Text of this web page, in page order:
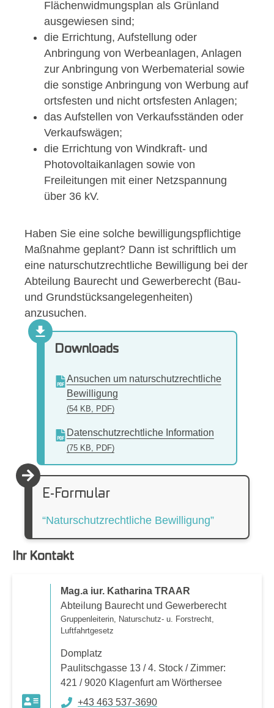
Flächenwidmungsplan als Grünland
ausgewiesen sind;
die Errichtung, Aufstellung oder
Anbringung von Werbeanlagen, Anlagen
zur Anbringung von Werbematerial sowie
die sonstige Anbringung von Werbung auf
ortsfesten und nicht ortsfesten Anlagen;
das Aufstellen von Verkaufsständen oder
Verkaufswägen;
die Errichtung von Windkraft- und
Photovoltaikanlagen sowie von
Freileitungen mit einer Netzspannung
über 36 kV.
Haben Sie eine solche bewilligungspflichtige
Maßnahme geplant? Dann ist schriftlich um
eine naturschutzrechtliche Bewilligung bei der
Abteilung Baurecht und Gewerberecht (Bau-
und Grundstücksangelegenheiten)
anzusuchen.
Downloads
Ansuchen um naturschutzrechtliche
Bewilligung
(54 KB, PDF)
Datenschutzrechtliche Information
(75 KB, PDF)
E-Formular
“Naturschutzrechtliche Bewilligung”
Ihr Kontakt
Mag.a iur. Katharina TRAAR
Abteilung Baurecht und Gewerberecht
Gruppenleiterin, Naturschutz- u. Forstrecht,
Luftfahrtgesetz
Domplatz
Paulitschgasse 13 / 4. Stock / Zimmer:
421 / 9020 Klagenfurt am Wörthersee
+43 463 537-3690